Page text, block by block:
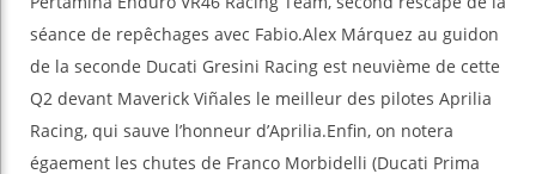
séance de repêchages avec Fabio.Alex Márquez au guidon
de la seconde Ducati Gresini Racing est neuvième de cette
Q2 devant Maverick Viñales le meilleur des pilotes Aprilia
Racing, qui sauve l’honneur d’Aprilia.Enfin, on notera
égaement les chutes de Franco Morbidelli (Ducati Prima